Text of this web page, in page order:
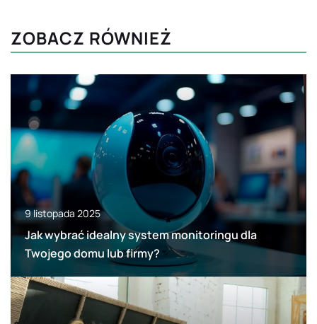
ZOBACZ RÓWNIEŻ
9 listopada 2025
Jak wybrać idealny system monitoringu dla
Twojego domu lub firmy?